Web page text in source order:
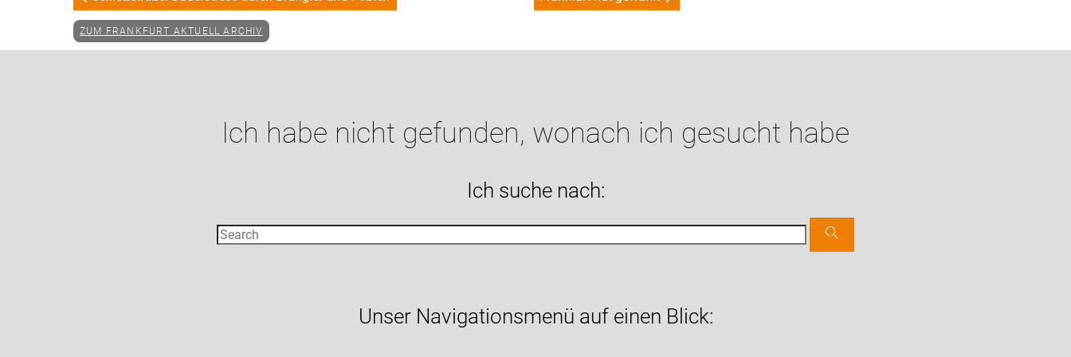
ZUM FRANKFURT AKTUELL ARCHIV
Ich habe nicht gefunden, wonach ich gesucht habe
Ich suche nach:
Unser Navigationsmenü auf einen Blick: